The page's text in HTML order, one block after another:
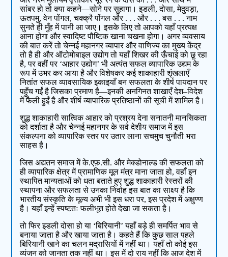
सांबर हो तो क्या कहने—सोने पर सुहागा। इडली, दोसा, मेदुवड़ा,
ऊतपमु, वेन पोंगल, चक्क्रै पोंगल और . . . और . . . बस . . . नाम
सुनते ही मुँह में पानी आ जाए। इसके लिए तो आपको यहाँ प्रत्यक्ष
आना होगा और स्वादिष्ट पौष्टिक खाना चखना होगा। अगर व्यवसाय
की बात करें तो चेन्नई महानगर व्यापार और वाणिज्य का मुख्य केंद्र
तो है ही और ऑटोमोबाइल उद्योग तो यहाँ शिखर की ऊँचाई को छू रहा
है, पर वहीं पर ‘आहार उद्योग’ भी अत्यंत सफल व्यापारिक उद्यम के
रूप में उभर कर आया है और विशेषकर कई शाकाहारी शृंखलाएँ
नितांत सफल व्यावसायिक इकाइयाँ बन सफलता के शीर्ष पायदान पर
पहुँच गईं है जिसका प्रमाण है—इनकी अनगिनत शाखाएँ देश–विदेश
में फैली हुईं है और शीर्ष व्यापारिक प्रतिष्ठानों की सूची में शामिल है।
शुद्ध शाकाहारी सात्विक आहार को प्रश्रय देना सनातनी मानसिकता
को दर्शाता है और चेन्नई महानगर के सर्व देशीय समाज में इस
संकल्पना को व्यापारिक स्तर पर उतार लाना सचमुच चुनौती भरा
साहस है।
जिस अद्यतन समाज में के.एफ़.सी. और मेक्डोनाल्ड की सफलता को
ही व्यापारिक क्षेत्र में प्रामाणिक मूल मंत्र माना जाता हो, वहाँ इन
स्थापित मान्यताओं को धता बताते हुए शुद्ध शाकाहारी रेस्तरों की
स्थापना और सफलता से उनका निर्वाह इस बात का साक्ष्य है कि
भारतीय संस्कृति के मूल्य अभी भी इस धरा पर, इस प्रदेश में अक्षुण्ण
है। यहाँ इन्हें स्पष्टतः फलीभूत होते देखा जा सकता है।
तो फिर इडली दोसा हो या ‘बिरियानी’ यहाँ बड़े ही समर्पित भाव से
बनाया जाता है और खाया जाता है। कहते हैं कि कुछ साल पहले
बिरियानी खाने का चलन मद्रासियों में नहीं था। यहाँ तो कोई इस
व्यंजन को जानता तक नहीं था। इस में दो राय नहीं कि आज देश में